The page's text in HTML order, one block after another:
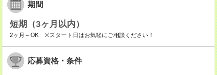
期間
短期（3ヶ月以内）
2ヶ月～OK ※スタート日はお気軽にご相談ください！
応募資格・条件